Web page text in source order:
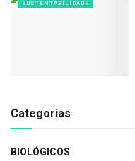
SUSTENTABILIDADE
Categorias
BIOLÓGICOS